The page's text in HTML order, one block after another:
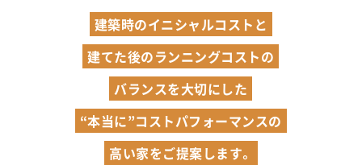
建築時のイニシャルコストと
建てた後のランニングコストの
バランスを大切にした
“本当に”コストパフォーマンスの
高い家をご提案します。